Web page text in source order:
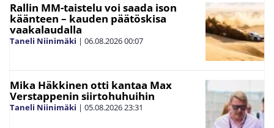
Rallin MM-taistelu voi saada ison
käänteen – kauden päätöskisa
vaakalaudalla
Taneli Niinimäki | 06.08.202600:07
Mika Häkkinen otti kantaa Max
Verstappenin siirtohuhuihin
Taneli Niinimäki | 05.08.202623:31